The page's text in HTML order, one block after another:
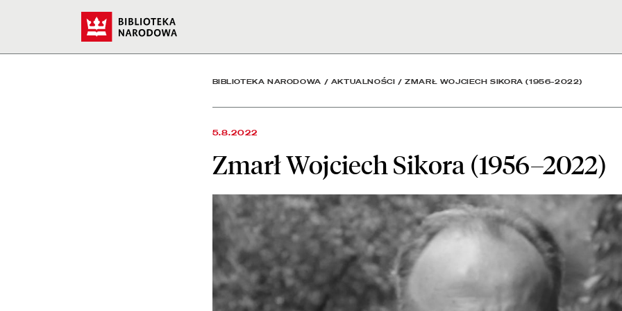
Zmarł Wojciech Sikora (1956–2022) - Aktualności
BIBLIOTEKA NARODOWA / AKTUALNOŚCI /ZMARŁ WOJCIECH SIKORA (1956–2022)
5.8.2022
Zmarł Wojciech Sikora (1956–2022)